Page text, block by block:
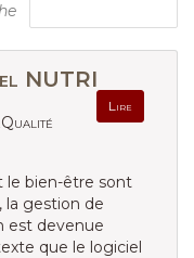
NUTRI
Lire
le bien-être sont
la gestion de
est devenue
que le logiciel